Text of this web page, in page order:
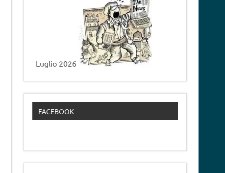
Luglio 2026
FACEBOOK